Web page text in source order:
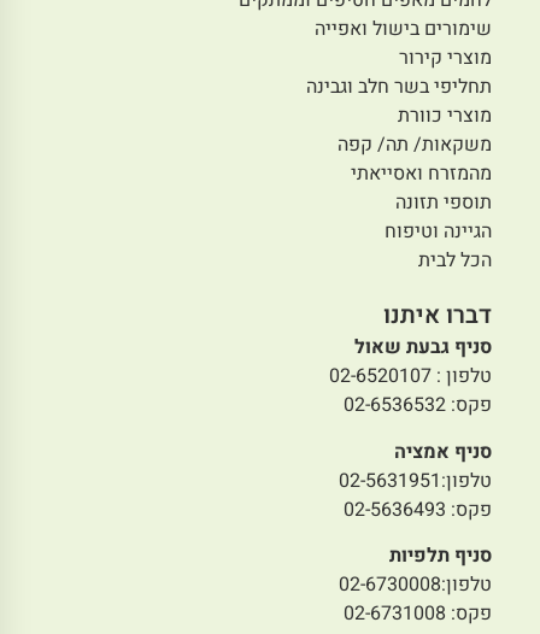
שימורים בישול ואפייה
מוצרי קירור
תחליפי בשר חלב וגבינה
מוצרי כוורת
משקאות/ תה/ קפה
מהמזרח ואסייאתי
תוספי תזונה
הגיינה וטיפוח
הכל לבית
דברו איתנו
סניף גבעת שאול
טלפון : 02-6520107
פקס: 02-6536532
סניף אמציה
טלפון:02-5631951
פקס: 02-5636493
סניף תלפיות
טלפון:02-6730008
פקס: 02-6731008